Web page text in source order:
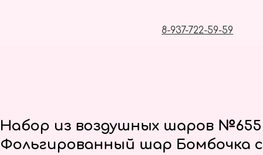
8-937-722-59-59
Набор из воздушных шаров №655
Фольгированный шар Бомбочка с